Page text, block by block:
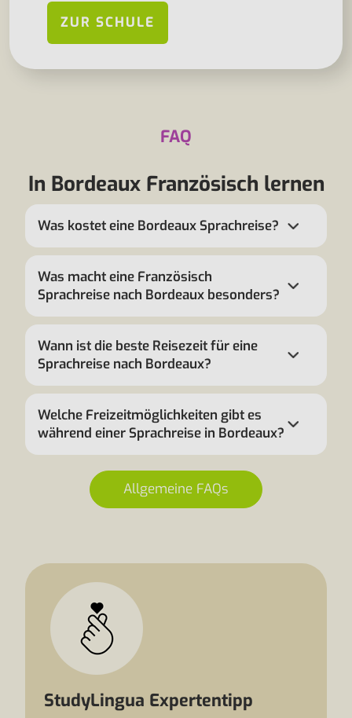
ZUR SCHULE
FAQ
In Bordeaux Französisch lernen
Was kostet eine Bordeaux Sprachreise?
Was macht eine Französisch
Sprachreise nach Bordeaux besonders?
Wann ist die beste Reisezeit für eine
Sprachreise nach Bordeaux?
Welche Freizeitmöglichkeiten gibt es
während einer Sprachreise in Bordeaux?
Allgemeine FAQs
StudyLingua Expertentipp